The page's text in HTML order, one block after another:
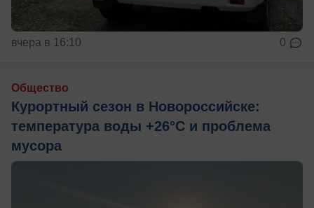
вчера в 16:10 0
Общество
Курортный сезон в Новороссийске:
температура воды +26°C и проблема
мусора